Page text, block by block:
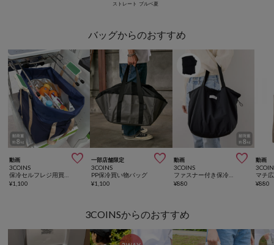
ストレート ブルベ夏
バッグからのおすすめ
動画 
3COINS
¥1,100
一部店舗限定 
3COINS
PP保冷買い物バッグ
¥1,100
動画 
3COINS
ファスナー付き保冷エコバッグ
¥880
動画
¥880
3COINSからのおすすめ